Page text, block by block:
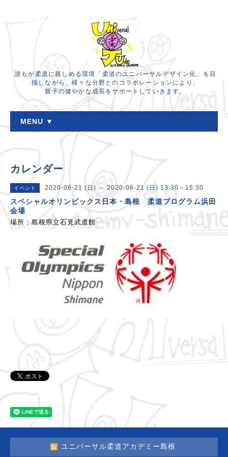
誰もが柔道に親しめる環境「柔道のユニバーサルデザイン化」を目
指しながら、様々な分野とのコラボレーションにより、
親子の健やかな成長をサポートしていきます。
MENU ▼
カレンダー
イベント 2020-06-21 (日) ～ 2020-06-21 (日) 13:30～15:30
スペシャルオリンピックス日本・島根 柔道プログラム浜田
会場
場所：島根県立石見武道館
ユニバーサル柔道アカデミー島根